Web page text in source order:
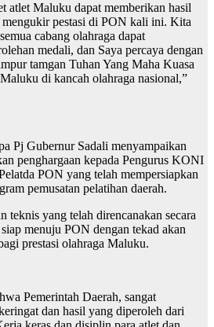
atlet Maluku dapat memberikan hasil
mengukir pestasi di PON kali ini. Kita
cabang olahraga dapat
medali, dan Saya percaya dengan
tamgan Tuhan Yang Maha Kuasa
di kancah olahraga nasional,”
Pj Gubernur Sadali menyampaikan
penghargaan kepada Pengurus KONI
PON yang telah mempersiapkan
pemusatan pelatihan daerah.
teknis yang telah direncanakan secara
menuju PON dengan tekad akan
prestasi olahraga Maluku.
Pemerintah Daerah, sangat
dan hasil yang diperoleh dari